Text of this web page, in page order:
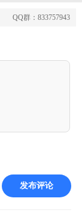
QQ群：833757943
发布评论